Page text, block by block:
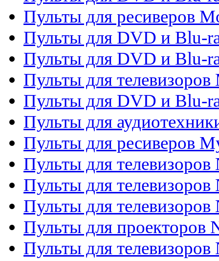
Пульты для ресиверов
Пульты для DVD и Blu-
Пульты для DVD и Blu-
Пульты для телевизоров
Пульты для DVD и Blu-
Пульты для
Пульты для ресиверов
Пульты для телевизоров
Пульты для телевизоров
Пульты для телевизоров
Пульты для проекторов
Пульты для телевизоров